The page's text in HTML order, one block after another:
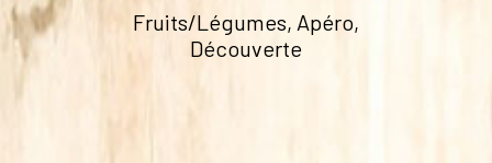
Fruits/Légumes, Apéro,
Découverte